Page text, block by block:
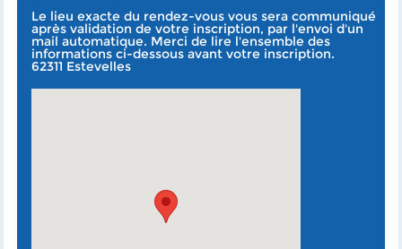
Le lieu exacte du rendez-vous vous sera communiqué
après validation de votre inscription, par l'envoi d'un
mail automatique. Merci de lire l'ensemble des
informations ci-dessous avant votre inscription.
62311 Estevelles